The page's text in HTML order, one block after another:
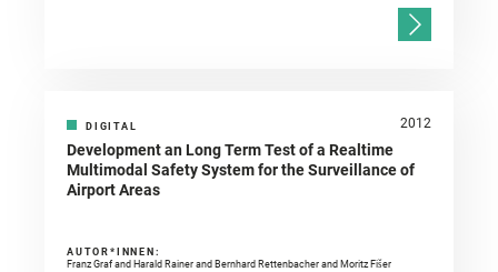
DIGITAL 2012
Development an Long Term Test of a Realtime
Multimodal Safety System for the Surveillance of
Airport Areas
AUTOR*INNEN:
Franz Graf and Harald Rainer and Bernhard Rettenbacher and Moritz Fišer